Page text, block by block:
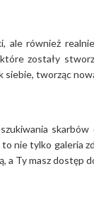
ale również
zostały
tworząc
to nie tylko galeria
Ty masz dostęp